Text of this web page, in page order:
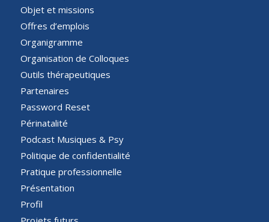
Objet et missions
Offres d’emplois
Organigramme
Organisation de Colloques
Outils thérapeutiques
Partenaires
Password Reset
Périnatalité
Podcast Musiques & Psy
Politique de confidentialité
Pratique professionnelle
Présentation
Profil